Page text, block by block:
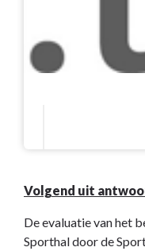
Volgend uit
De evaluatie van het
Sporthal door de